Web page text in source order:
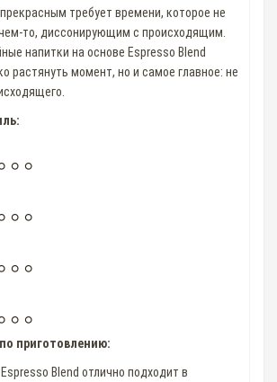
требует времени, которое не
то, диссонирующим с происходящим.
напитки на основе Espresso Blend
растянуть момент, но и самое главное: не
приготовлению:
Blend отлично подходит в